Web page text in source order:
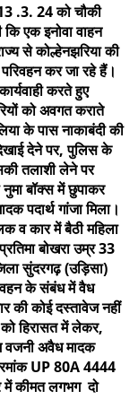
.3. 24 को चौकी
एक इनोवा वाहन
से कोल्हेनझरिया की
कर जा रहे हैं।
करते हुए
को अवगत कराते
के पास नाकाबंदी की
देने पर, पुलिस के
तलाशी लेने पर
बॉक्स में छुपाकर
पदार्थ गांजा मिला।
व कार में बैठी महिला
बोखरा उम्र 33
सुंदरगढ़ (उड़िसा)
के संबंध में वैध
की कोई दस्तावेज नहीं
हिरासत में लेकर,
अवैध मादक
UP 80A 4444
में कीमत लगभग दो